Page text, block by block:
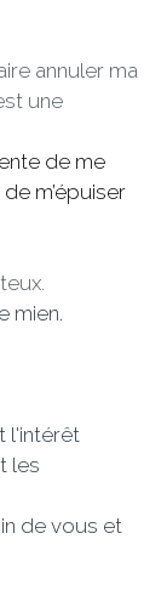
annuler ma
une
de me
m’épuiser
mien.
l'intérêt
les
de vous et